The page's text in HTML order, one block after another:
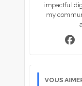
impactful
my
VOUS